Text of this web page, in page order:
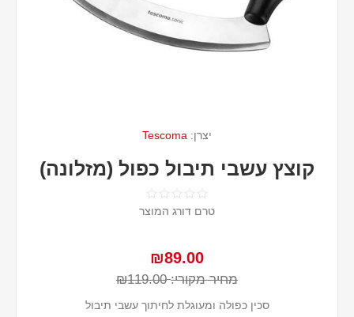
יצרן: Tescoma
קוצץ עשבי תיבול כפול (מזלונה)
טרם דורג המוצר
₪89.00
מחיר מקורי: ₪119.00
סכין כפולה ומעוגלת לחיתוך עשבי תיבול